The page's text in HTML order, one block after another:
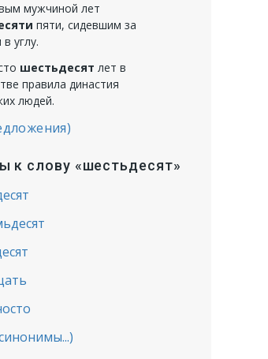
мужчиной лет
пяти, сидевшим за
углу.
шестьдесят лет в
правила династия
людей.
к слову «шестьдесят»